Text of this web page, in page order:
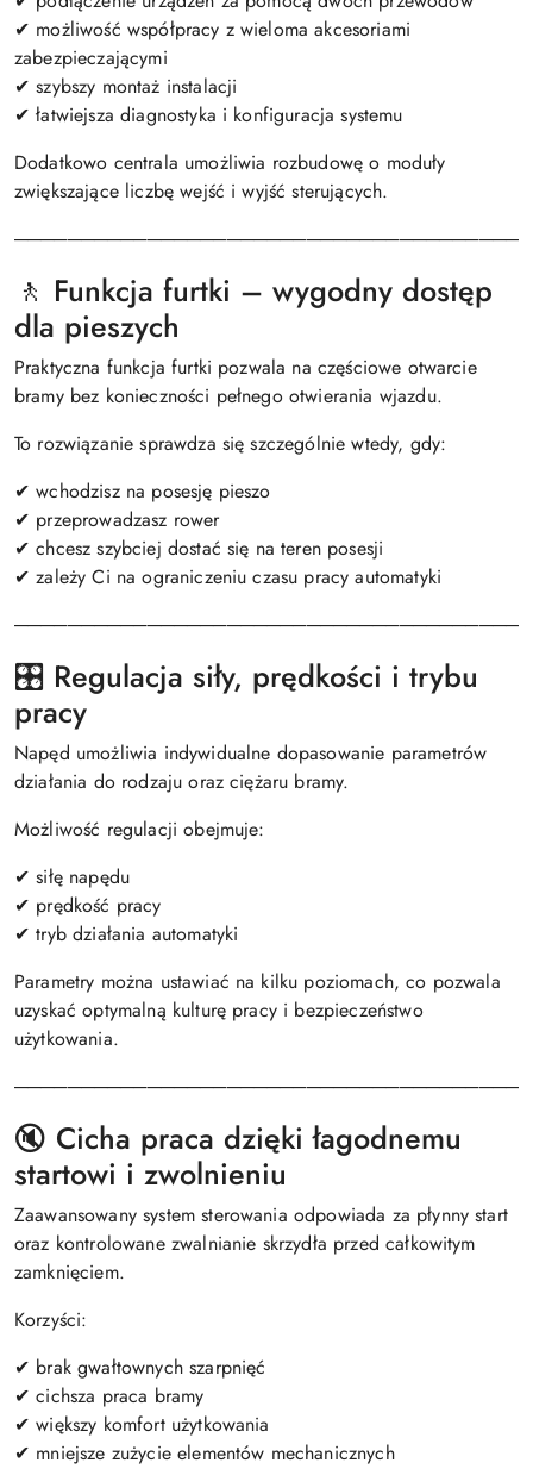
✔ możliwość współpracy z wieloma akcesoriami
zabezpieczającymi
✔ szybszy montaż instalacji
✔ łatwiejsza diagnostyka i konfiguracja systemu
Dodatkowo centrala umożliwia rozbudowę o moduły
zwiększające liczbę wejść i wyjść sterujących.
🚶 Funkcja furtki – wygodny dostęp
dla pieszych
Praktyczna funkcja furtki pozwala na częściowe otwarcie
bramy bez konieczności pełnego otwierania wjazdu.
To rozwiązanie sprawdza się szczególnie wtedy, gdy:
✔ wchodzisz na posesję pieszo
✔ przeprowadzasz rower
✔ chcesz szybciej dostać się na teren posesji
✔ zależy Ci na ograniczeniu czasu pracy automatyki
🎛️ Regulacja siły, prędkości i trybu
pracy
Napęd umożliwia indywidualne dopasowanie parametrów
działania do rodzaju oraz ciężaru bramy.
Możliwość regulacji obejmuje:
✔ siłę napędu
✔ prędkość pracy
✔ tryb działania automatyki
Parametry można ustawiać na kilku poziomach, co pozwala
uzyskać optymalną kulturę pracy i bezpieczeństwo
użytkowania.
🔇 Cicha praca dzięki łagodnemu
startowi i zwolnieniu
Zaawansowany system sterowania odpowiada za płynny start
oraz kontrolowane zwalnianie skrzydła przed całkowitym
zamknięciem.
Korzyści:
✔ brak gwałtownych szarpnięć
✔ cichsza praca bramy
✔ większy komfort użytkowania
✔ mniejsze zużycie elementów mechanicznych